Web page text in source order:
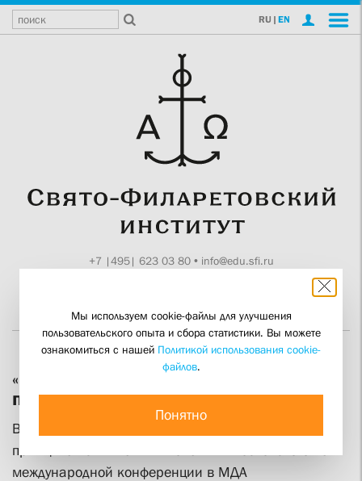
RU | EN
+7 |495| 623 03 80• info@edu.sfi.ru
«В основе его миссии был личный
пример жизни по Евангелию»
Выпускник СФИ рассказал о миссионерских
принципах святителя Иннокентия Московского на
международной конференции в МДА
Мы используем cookie-файлы для улучшения
пользовательского опыта и сбора статистики. Вы можете
ознакомиться с нашей Политикой использования cookie-
файлов.
Понятно